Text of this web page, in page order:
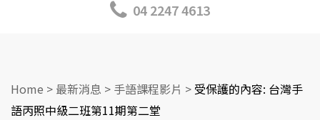
04 2247 4613
Home > 最新消息 > 手語課程影片 > 受保護的內容: 台灣手
語丙照中級二班第11期第二堂